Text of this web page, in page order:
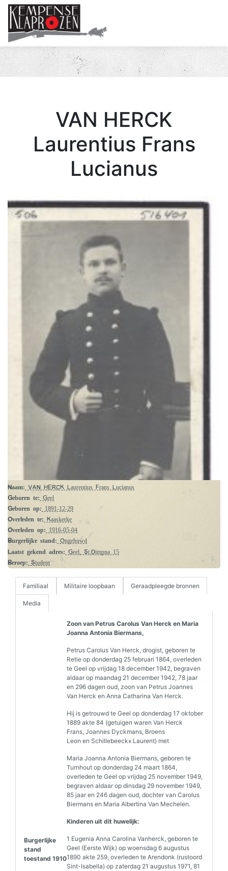
VAN HERCK
Laurentius Frans
Lucianus
Naam: VAN HERCK Laurentius Frans Lucianus
Geboren te: Geel
Geboren op: 1891-12-29
Overleden te: Kaaskerke
Overleden op: 1916-05-04
Burgerlijke stand: Ongehuwd
Laatst gekend adres: Geel, St.Dimpna 15
Beroep: Student
Familiaal Militaire loopbaan Geraadpleegde bronnen
Media
Burgerlijke
stand
toestand 1910
Zoon van Petrus Carolus Van Herck en Maria
Joanna Antonia Biermans,
Petrus Carolus Van Herck, drogist, geboren te
Retie op donderdag 25 februari 1864, overleden
te Geel op vrijdag 18 december 1942, begraven
aldaar op maandag 21 december 1942, 78 jaar
en 296 dagen oud, zoon van Petrus Joannes
Van Herck en Anna Catharina Van Herck.
Hij is getrouwd te Geel op donderdag 17 oktober
1889 akte 84 (getuigen waren Van Herck
Frans, Joannes Dyckmans, Broens
Leon en Schillebeeckx Laurent) met
Maria Joanna Antonia Biermans, geboren te
Turnhout op donderdag 24 maart 1864,
overleden te Geel op vrijdag 25 november 1949,
begraven aldaar op dinsdag 29 november 1949,
85 jaar en 246 dagen oud, dochter van Carolus
Biermans en Maria Albertina Van Mechelen.
Kinderen uit dit huwelijk:
1 Eugenia Anna Carolina Vanherck, geboren te
Geel (Eerste Wijk) op woensdag 6 augustus
1890 akte 259, overleden te Arendonk (rustoord
Sint-Isabella) op zaterdag 21 augustus 1971, 81